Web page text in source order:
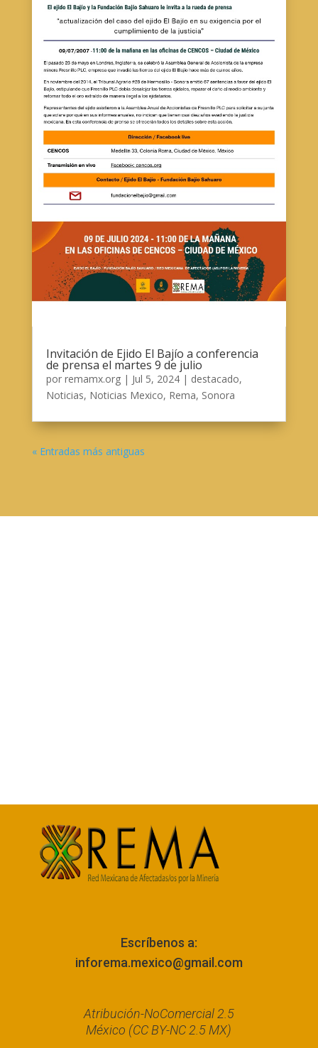
Invitación de Ejido El Bajío a conferencia
de prensa el martes 9 de julio
por remamx.org| Jul 5, 2024| destacado,
Noticias, Noticias Mexico, Rema, Sonora
« Entradas más antiguas
Escríbenos a:
inforema.mexico@gmail.com
Atribución-NoComercial 2.5
México (CC BY-NC 2.5 MX)